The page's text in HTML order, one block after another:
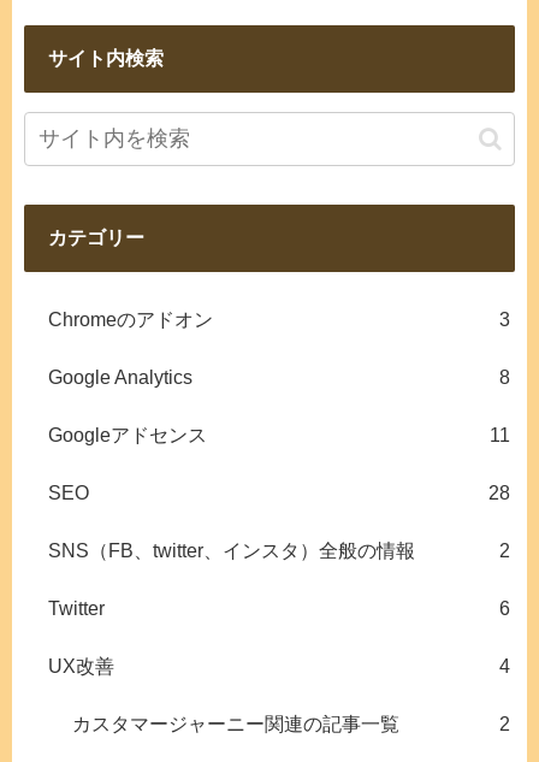
サイト内検索
カテゴリー
Chromeのアドオン 3
Google Analytics 8
Googleアドセンス 11
SEO 28
SNS（FB、twitter、インスタ）全般の情報 2
Twitter 6
UX改善 4
カスタマージャーニー関連の記事一覧 2